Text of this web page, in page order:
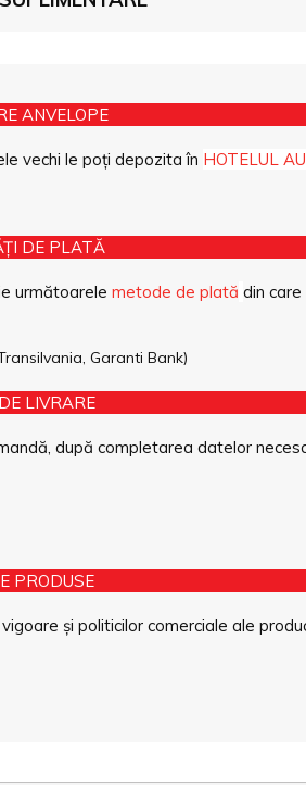
ANVELOPE
vechi le poți depozita în HOTELUL
DE PLATĂ
următoarele metode de plată din care
Garanti Bank)
LIVRARE
după completarea datelor
PRODUSE
și politicilor comerciale ale